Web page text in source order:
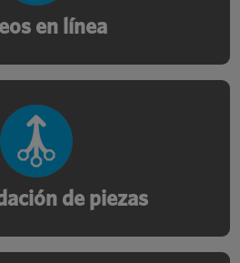
en línea
de obra.
de piezas
piece assembly into a
to reduce SKUs and
installation.